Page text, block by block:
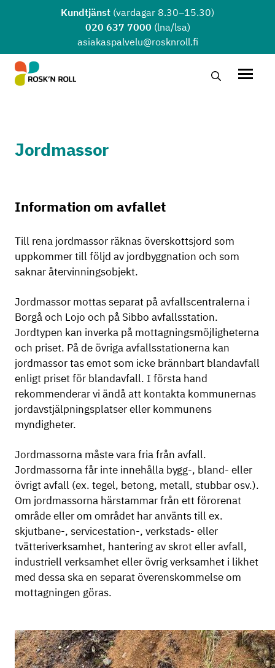
Hoppa till huvudinnehållet
Kundtjänst (vardagar 8.30–15.30)
020 637 7000 (lna/lsa)
asiakaspalvelu@rosknroll.fi
Sök …
Jordmassor
Information om avfallet
Till rena jordmassor räknas överskottsjord som
uppkommer till följd av jordbyggnation och som
saknar återvinningsobjekt.
Jordmassor mottas separat på avfallscentralerna i
Borgå och Lojo och på Sibbo avfallsstation.
Jordtypen kan inverka på mottagningsmöjligheterna
och priset. På de övriga avfallsstationerna kan
jordmassor tas emot som icke brännbart blandavfall
enligt priset för blandavfall. I första hand
rekommenderar vi ändå att kontakta kommunernas
jordavstjälpningsplatser eller kommunens
myndigheter.
Jordmassorna måste vara fria från avfall.
Jordmassorna får inte innehålla bygg-, bland- eller
övrigt avfall (ex. tegel, betong, metall, stubbar osv.).
Om jordmassorna härstammar från ett förorenat
område eller om området har använts till ex.
skjutbane-, servicestation-, verkstads- eller
tvätteriverksamhet, hantering av skrot eller avfall,
industriell verksamhet eller övrig verksamhet i likhet
med dessa ska en separat överenskommelse om
mottagningen göras.